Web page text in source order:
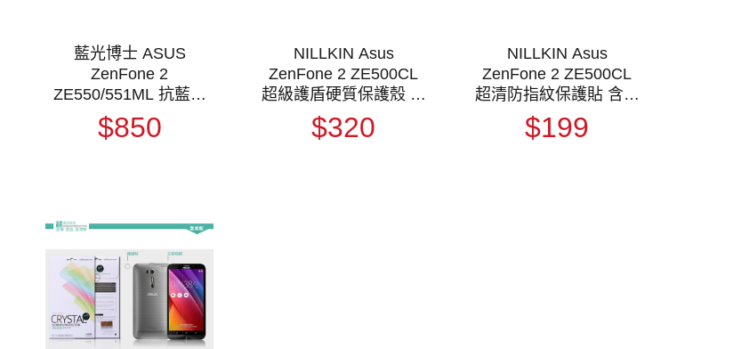
藍光博士 ASUS
ZenFone 2
ZE550/551ML 抗藍光
淡橘色保護貼
$850
NILLKIN Asus
ZenFone 2 ZE500CL
超級護盾硬質保護殼 抗
指紋磨砂硬殼
$320
NILLKIN Asus
ZenFone 2 ZE500CL
超清防指紋保護貼 含鏡
頭貼
$199